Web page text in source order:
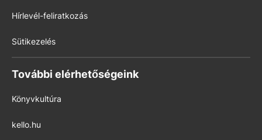
Hírlevél-feliratkozás
Sütikezelés
További elérhetőségeink
Könyvkultúra
kello.hu